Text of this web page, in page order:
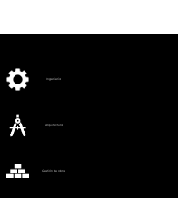
Ingeniería
Arquitectura
Gestión de obras